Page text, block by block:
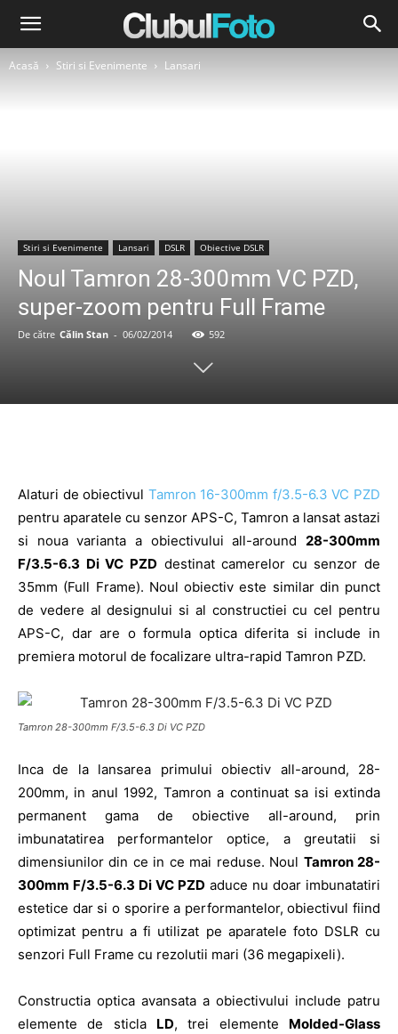
Acasă Stiri si Evenimente Lansari
Stiri si Evenimente Lansari DSLR Obiective DSLR
Noul Tamron 28-300mm VC PZD,
super-zoom pentru Full Frame
De către Călin Stan - 06/02/2014 592
Alaturi de obiectivul Tamron 16-300mm f/3.5-6.3 VC PZD
pentru aparatele cu senzor APS-C, Tamron a lansat astazi
si noua varianta a obiectivului all-around 28-300mm
F/3.5-6.3 Di VC PZDdestinat camerelor cu senzor de
35mm (Full Frame). Noul obiectiv este similar din punct
de vedere al designului si al constructiei cu cel pentru
APS-C, dar are o formula optica diferita si include in
premiera motorul de focalizare ultra-rapid Tamron PZD.
Tamron 28-300mm F/3.5-6.3 Di VC PZD
Inca de la lansarea primului obiectiv all-around, 28-
200mm, in anul 1992, Tamron a continuat sa isi extinda
permanent gama de obiective all-around, prin
imbunatatirea performantelor optice, a greutatii si
dimensiunilor din ce in ce mai reduse. Noul Tamron 28-
300mm F/3.5-6.3 Di VC PZD aduce nu doar imbunatatiri
estetice dar si o sporire a performantelor, obiectivul fiind
optimizat pentru a fi utilizat pe aparatele foto DSLR cu
senzori Full Frame cu rezolutii mari (36 megapixeli).
Constructia optica avansata a obiectivului include patru
elemente de sticla LD, trei elemente Molded-Glass